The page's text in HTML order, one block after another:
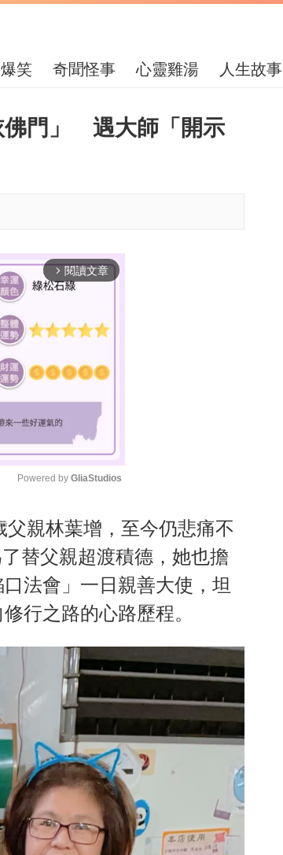
笑 奇聞怪事 心靈雞湯 人生故事
佛門」 遇大師「開示
arrow_forward_ios 閱讀文章
M
u
t
e
Powered by GliaStudios
親林葉增，至今仍悲痛不
替父親超渡積德，她也擔
法會」一日親善大使，坦
行之路的心路歷程。